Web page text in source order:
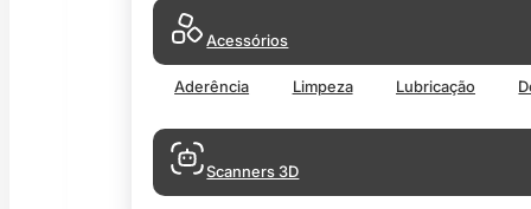
Acessórios
Aderência Limpeza Lubricação
Scanners 3D